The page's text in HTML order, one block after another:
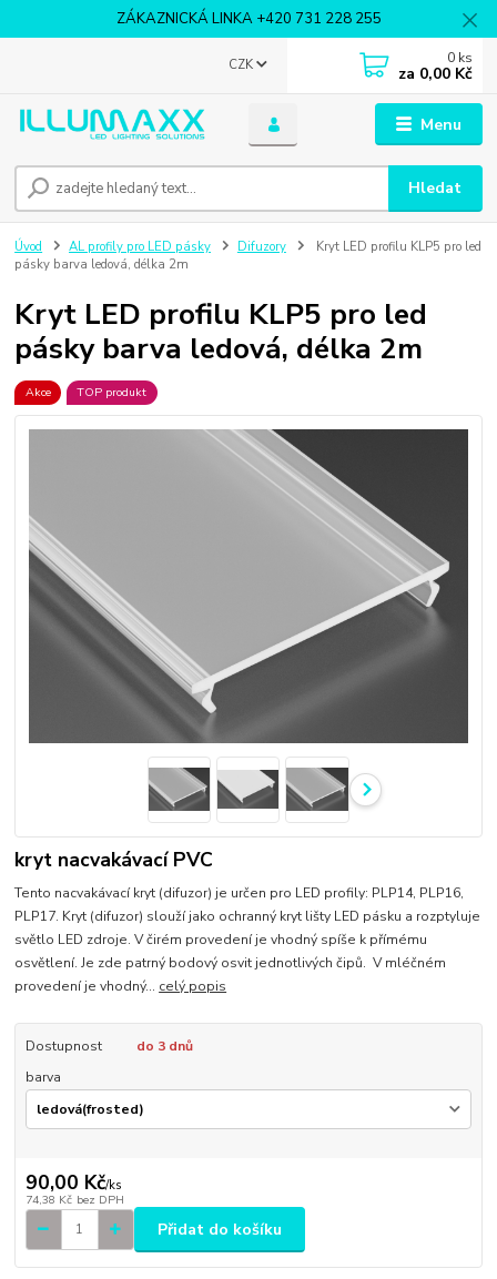
ZÁKAZNICKÁ LINKA +420 731 228 255
Menu
CZK
Hledat
0 ks
za 0,00 Kč
Úvod AL profily pro LED pásky Difuzory
Kryt LED profilu KLP5 pro led
pásky barva ledová, délka 2m
Kryt LED profilu KLP5 pro led
pásky barva ledová, délka 2m
Akce TOP produkt
kryt nacvakávací PVC
Tento nacvakávací kryt (difuzor) je určen pro LED profily: PLP14, PLP16,
PLP17. Kryt (difuzor) slouží jako ochranný kryt lišty LED pásku a rozptyluje
světlo LED zdroje. V čirém provedení je vhodný spíše k přímému
osvětlení. Je zde patrný bodový osvit jednotlivých čipů. V mléčném
provedení je vhodný... celý popis
Dostupnost
do 3 dnů
barva
90,00 Kč/ks
74,38 Kč bez DPH
Přidat do košíku